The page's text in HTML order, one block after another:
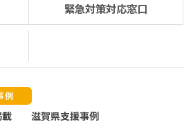
緊急対策対応窓口
載 滋賀県支援事例